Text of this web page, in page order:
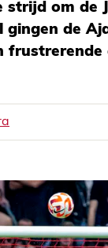
strijd om de
gingen de